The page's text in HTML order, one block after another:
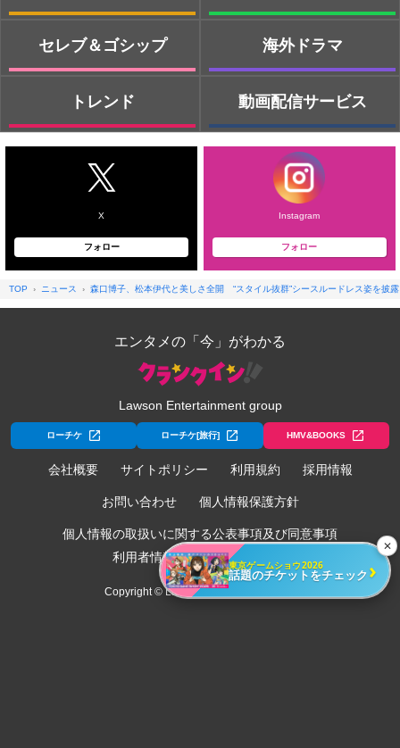
セレブ＆ゴシップ
トレンド
海外ドラマ
動画配信サービス
X
フォロー
Instagram
フォロー
TOP ニュース 森口博子、松本伊代と美しさ全開 “スタイル抜群”シースルードレス姿を披露
エンタメの「今」がわかる
Lawson Entertainment group
ローチケ ローチケ[旅行] HMV&BOOKS
会社概要 サイトポリシー 利用規約 採用情報
お問い合わせ 個人情報保護方針
個人情報の取扱いに関する公表事項及び同意事項
利用者情報の外部送信について
Copyright © Lawson Entertainment, Inc.
✕
東京ゲームショウ2026
話題のチケットをチェック ›